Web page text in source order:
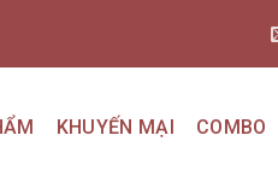
KHUYẾN MẠI COMBO